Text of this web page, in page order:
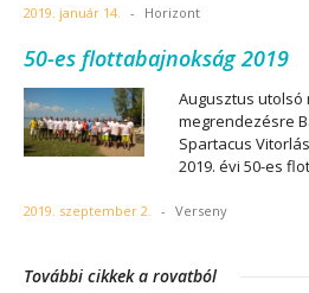
2019. január 14. - Horizont
50-es flottabajnokság 2019
Augusztus
megrendezésre
Spartacus
2019. évi 50-es
2019. szeptember 2. - Verseny
További cikkek a rovatból